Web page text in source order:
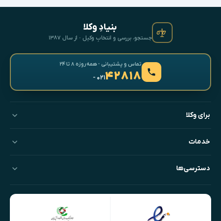
بنیادِ وکلا
جستجو، بررسی و انتخابِ وکیل · از سال ۱۳۸۷
تماس و پشتیبانی · همه‌روزه ۸ تا ۲۴
۴۲۸۱۸- ۰۲۱
برای وکلا
خدمات
دسترسی‌ها